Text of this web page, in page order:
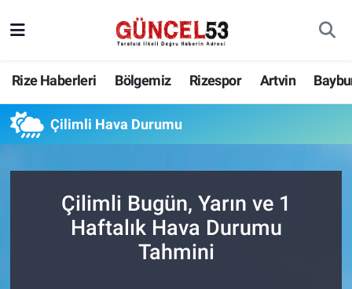
Rize Haberleri Bölgemiz Rizespor Artvin
Çilimli Hava Durumu
Çilimli Bugün, Yarın ve 1
Haftalık Hava Durumu
Tahmini